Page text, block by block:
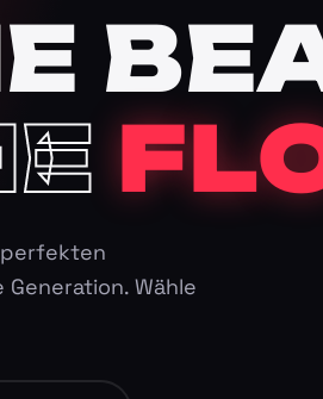
perfekten
Generation. Wähle